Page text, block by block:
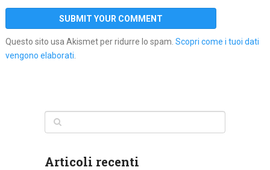
Questo sito usa Akismet per ridurre lo spam. Scopri come i tuoi dati
vengono elaborati
Articoli recenti